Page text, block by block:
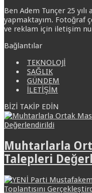
Ben Adem Tunçer 25
yapmaktayım. Fotoğraf
ve reklam için iletişim
Bağlantılar
TEKNOLOJİ
SAĞLIK
GÜNDEM
İLETİŞİM
BİZİ TAKİP EDİN
Muhtarlarla
Talepleri